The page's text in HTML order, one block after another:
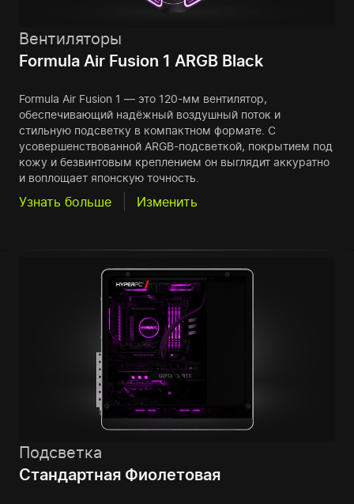
Вентиляторы
Formula Air Fusion 1 ARGB Black
Formula Air Fusion 1 — это 120-мм вентилятор,
обеспечивающий надёжный воздушный поток и
стильную подсветку в компактном формате. С
усовершенствованной ARGB-подсветкой, покрытием под
кожу и безвинтовым креплением он выглядит аккуратно
и воплощает японскую точность.
Узнать больше Изменить
Подсветка
Стандартная Фиолетовая